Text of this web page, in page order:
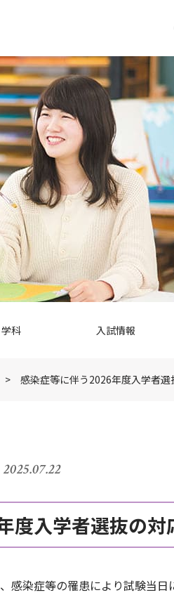
科 入試情報
感染症等に伴う2026年度入学者選
2025.07.22
度入学者選抜の対
感染症等の罹患により試験当